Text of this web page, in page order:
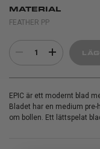
MATERIAL
FEATHER PP
1
EPIC är ett modernt blad
Bladet har en medium
om bollen. Ett lättspelat